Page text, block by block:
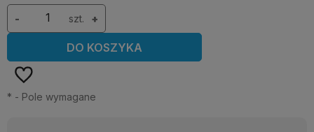
szt. +
-
DO KOSZYKA
* - Pole wymagane